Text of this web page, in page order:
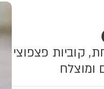
קוביות פצפוצי
ומוצלח